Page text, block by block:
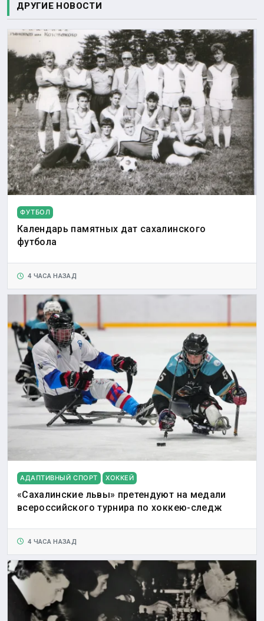
ДРУГИЕ НОВОСТИ
ФУТБОЛ
Календарь памятных дат сахалинского
футбола
4 ЧАСА НАЗАД
АДАПТИВНЫЙ СПОРТ ХОККЕЙ
«Сахалинские львы» претендуют на медали
всероссийского турнира по хоккею-следж
4 ЧАСА НАЗАД